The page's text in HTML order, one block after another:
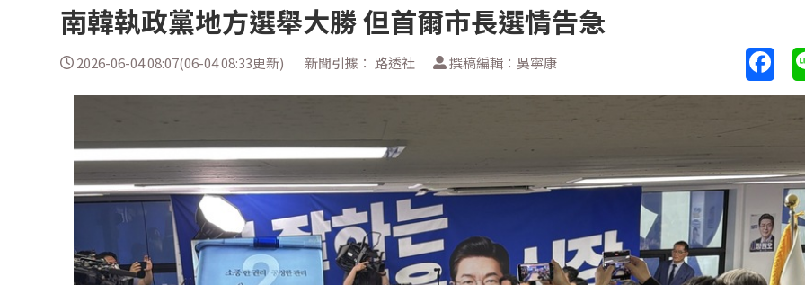
南韓執政黨地方選舉大勝 但首爾市長選情告急
2026-06-04 08:07(06-04 08:33更新) 新聞引據： 路透社 撰稿編輯：吳寧康